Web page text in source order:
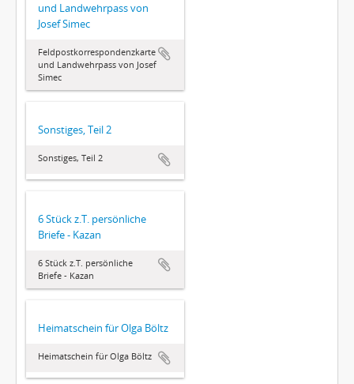
und Landwehrpass von
Josef Simec
Feldpostkorrespondenzkarte
und Landwehrpass von Josef
Simec
Sonstiges, Teil 2
Sonstiges, Teil 2
6 Stück z.T. persönliche
Briefe - Kazan
6 Stück z.T. persönliche
Briefe - Kazan
Heimatschein für Olga Böltz
Heimatschein für Olga Böltz